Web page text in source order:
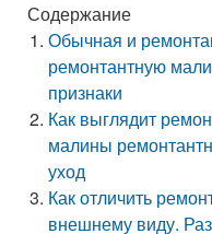
Содержание
Обычная и
ремонтантную
признаки
Как выглядит
малины
уход
Как отличить
внешнему виду.